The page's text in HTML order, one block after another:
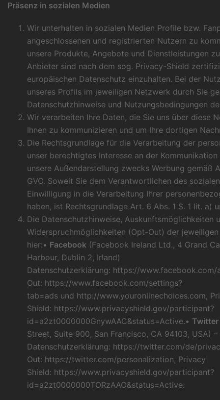
Präsenz in sozialen Medien
Wir unterhalten in sozialen Medien Profile bzw.
angeschlossenen und registrierten Nutzern zu
unsere Produkte, Angebote und Dienstleistungen
Anbieter sind nach dem sog. Privacy-Shield
europäischen Datenschutz einzuhalten. Bei der
unseres Profils im jeweiligen Netzwerk durch Sie
Datenschutzhinweise und Nutzungsbedingungen
Wir verarbeiten Ihre Daten, die Sie uns über diese
Ihnen zu kommunizieren und um Ihre dortigen
Die Rechtsgrundlage für die Verarbeitung der
unser berechtigtes Interesse an der
unsere Außendarstellung zwecks Werbung gemäß
GVO. Soweit Sie dem Verantwortlichen des
Einwilligung in die Verarbeitung Ihrer
haben, ist Rechtsgrundlage Art. 6 Abs. 1 S. 1 lit. a)
Die Datenschutzhinweise, Auskunftsmöglichkeiten
Widerspruchmöglichkeiten (Opt-Out) der
hier:• Facebook (Facebook Ireland Ltd., 4 Grand
Harbour, Dublin 2, Irland)
Datenschutzerklärung: https://www.facebook.com/
Out: https://www.facebook.com/settings?
tab=ads und http://www.youronlinechoices.com,
Shield: https://www.privacyshield.gov/participant?
id=a2zt0000000GnywAAC&status=Active.• Twitter
Street, Suite 900, San Francisco, CA 94103, USA) –
Datenschutzerklärung: https://twitter.com/de/
Out: https://twitter.com/personalization, Privacy
Shield: https://www.privacyshield.gov/participant?
id=a2zt0000000TORzAAO&status=Active.